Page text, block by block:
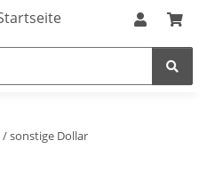
sonstige Dollar